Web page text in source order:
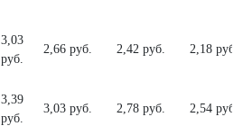
3,03
руб.
2,66 руб. 2,42 руб. 2,18 руб.
3,39
руб.
3,03 руб. 2,78 руб. 2,54 руб.